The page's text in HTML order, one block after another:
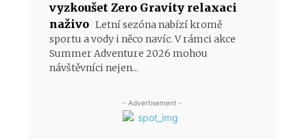
vyzkoušet Zero Gravity relaxaci
naživo Letní sezóna nabízí kromě
sportu a vody i něco navíc. V rámci akce
Summer Adventure 2026 mohou
návštěvníci nejen...
- Advertisement -